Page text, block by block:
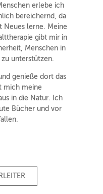
erlebe ich
bereichernd, da
Neues lerne. Meine
gibt mir in
Menschen in
zu unterstützen.
genieße dort das
mich meine
in die Natur. Ich
Bücher und vor